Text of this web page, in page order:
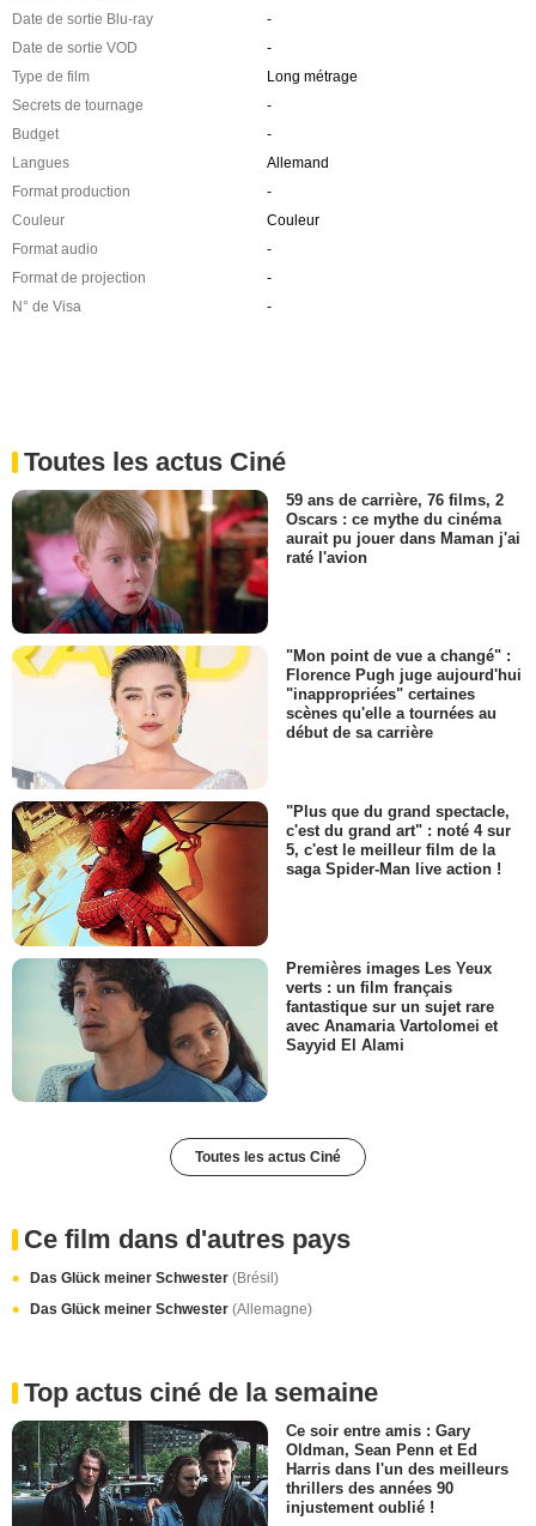
Date de sortie Blu-ray
-
Date de sortie VOD
-
Type de film
Long métrage
Secrets de tournage
-
Budget
-
Langues
Allemand
Format production
-
Couleur
Couleur
Format audio
-
Format de projection
-
N° de Visa
-
Toutes les actus Ciné
59 ans de carrière, 76 films, 2
Oscars : ce mythe du cinéma
aurait pu jouer dans Maman j'ai
raté l'avion
"Mon point de vue a changé" :
Florence Pugh juge aujourd'hui
"inappropriées" certaines
scènes qu'elle a tournées au
début de sa carrière
"Plus que du grand spectacle,
c'est du grand art" : noté 4 sur
5, c'est le meilleur film de la
saga Spider-Man live action !
Premières images Les Yeux
verts : un film français
fantastique sur un sujet rare
avec Anamaria Vartolomei et
Sayyid El Alami
Toutes les actus Ciné
Ce film dans d'autres pays
Das Glück meiner Schwester (Brésil)
Das Glück meiner Schwester (Allemagne)
Top actus ciné de la semaine
Ce soir entre amis : Gary
Oldman, Sean Penn et Ed
Harris dans l'un des meilleurs
thrillers des années 90
injustement oublié !